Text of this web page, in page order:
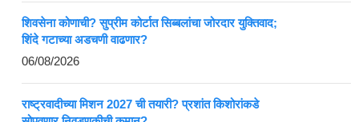
शिवसेना कोणाची? सुप्रीम कोर्टात सिब्बलांचा जोरदार युक्तिवाद;
शिंदे गटाच्या अडचणी वाढणार?
06/08/2026
राष्ट्रवादीच्या मिशन 2027 ची तयारी? प्रशांत किशोरांकडे